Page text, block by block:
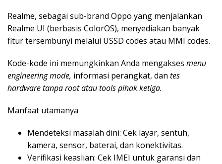
Realme, sebagai sub-brand Oppo yang menjalankan
Realme UI (berbasis ColorOS), menyediakan banyak
fitur tersembunyi melalui USSD codes atau MMI codes.
Kode-kode ini memungkinkan Anda mengakses menu
engineering mode, informasi perangkat, dan tes
hardware tanpa root atau tools pihak ketiga.
Manfaat utamanya
Mendeteksi masalah dini: Cek layar, sentuh,
kamera, sensor, baterai, dan konektivitas.
Verifikasi keaslian: Cek IMEI untuk garansi dan